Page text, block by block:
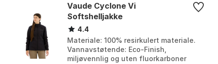
Vaude Cyclone Vi
Softshelljakke
4.4
Materiale: 100% resirkulert materiale.
Vannavstøtende: Eco-Finish,
miljøvennlig og uten fluorkarboner